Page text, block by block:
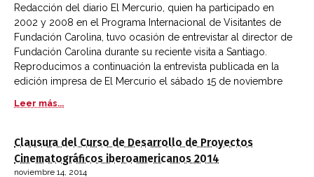
Redacción del diario El Mercurio, quien ha participado en
2002 y 2008 en el Programa Internacional de Visitantes de
Fundación Carolina, tuvo ocasión de entrevistar al director de
Fundación Carolina durante su reciente visita a Santiago.
Reproducimos a continuación la entrevista publicada en la
edición impresa de El Mercurio el sábado 15 de noviembre
Leer más...
Clausura del Curso de Desarrollo de Proyectos
Cinematográficos iberoamericanos 2014
noviembre 14, 2014